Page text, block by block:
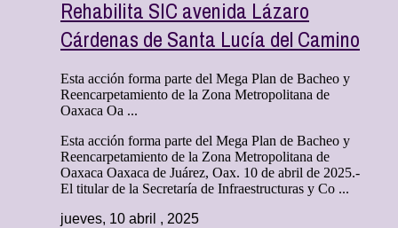
Rehabilita SIC avenida Lázaro
Cárdenas de Santa Lucía del Camino
Esta acción forma parte del Mega Plan de Bacheo y
Reencarpetamiento de la Zona Metropolitana de
Oaxaca Oa ...
Esta acción forma parte del Mega Plan de Bacheo y
Reencarpetamiento de la Zona Metropolitana de
Oaxaca Oaxaca de Juárez, Oax. 10 de abril de 2025.-
El titular de la Secretaría de Infraestructuras y Co ...
jueves, 10 abril , 2025